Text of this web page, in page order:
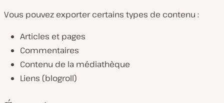
Vous pouvez exporter certains types de contenu :
Articles et pages
Commentaires
Contenu de la médiathèque
Liens (blogroll)